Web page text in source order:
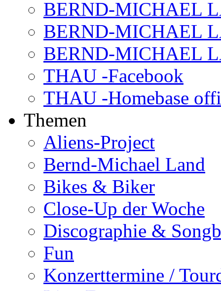
BERND-MICHAEL
BERND-MICHAEL
BERND-MICHAEL
THAU -Facebook
THAU -Homebase
Themen
Aliens-Project
Bernd-Michael Land
Bikes & Biker
Close-Up der Woche
Discographie &
Fun
Konzerttermine /